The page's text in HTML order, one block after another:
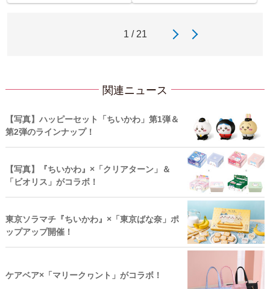
1 / 21
関連ニュース
【写真】ハッピーセット「ちいかわ」第1弾＆
第2弾のラインナップ！
【写真】『ちいかわ』×「クリアターン」＆
「ビオリス」がコラボ！
東京ソラマチ『ちいかわ』×「東京ばな奈」ポ
ップアップ開催！
ケアベア×「マリークヮント」がコラボ！